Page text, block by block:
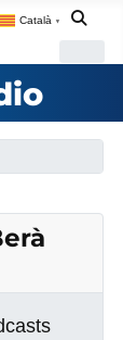
Català ▼